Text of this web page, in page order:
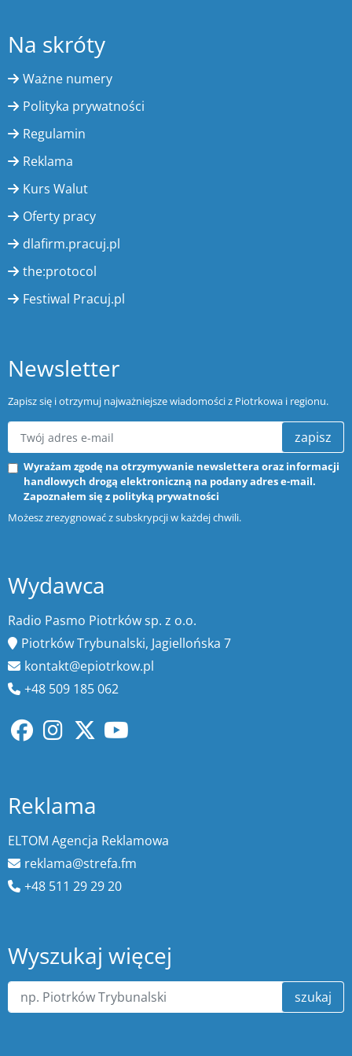
Na skróty
Ważne numery
Polityka prywatności
Regulamin
Reklama
Kurs Walut
Oferty pracy
dlafirm.pracuj.pl
the:protocol
Festiwal Pracuj.pl
Newsletter
Zapisz się i otrzymuj najważniejsze wiadomości z Piotrkowa i regionu.
zapisz
Wyrażam zgodę na otrzymywanie newslettera oraz informacji
handlowych drogą elektroniczną na podany adres e-mail.
Zapoznałem się z polityką prywatności
Możesz zrezygnować z subskrypcji w każdej chwili.
Wydawca
Radio Pasmo Piotrków sp. z o.o.
Piotrków Trybunalski, Jagiellońska 7
kontakt@epiotrkow.pl
+48 509 185 062
Reklama
ELTOM Agencja Reklamowa
reklama@strefa.fm
+48 511 29 29 20
Wyszukaj więcej
szukaj